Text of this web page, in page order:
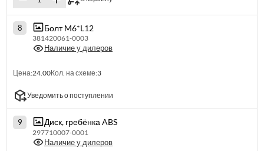
8 Болт M6*L12
381420061-0003
Наличие у дилеров
Цена:24.00Кол. на схеме:3
Уведомить о поступлении
9 Диск, гребёнка ABS
297710007-0001
Наличие у дилеров